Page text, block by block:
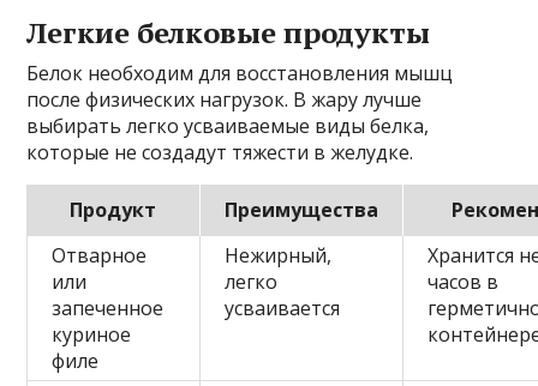
Легкие белковые продукты
Белок необходим для восстановления мышц
после физических нагрузок. В жару лучше
выбирать легко усваиваемые виды белка,
которые не создадут тяжести в желудке.
Продукт Преимущества
Отварное
или
запеченное
куриное
филе
Нежирный,
легко
усваивается
Хранится
часов в